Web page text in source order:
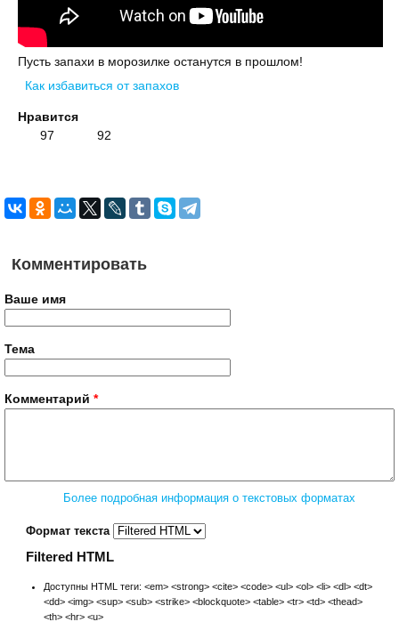
Пусть запахи в морозилке останутся в прошлом!
Как избавиться от запахов
Нравится
97
92
Комментировать
Ваше имя
Тема
Комментарий *
Более подробная информация о текстовых форматах
Формат текста
Filtered HTML
Доступны HTML теги: <em> <strong> <cite> <code> <ul> <ol> <li> <dl> <dt>
<dd> <img> <sup> <sub> <strike> <blockquote> <table> <tr> <td> <thead>
<th> <hr> <u>